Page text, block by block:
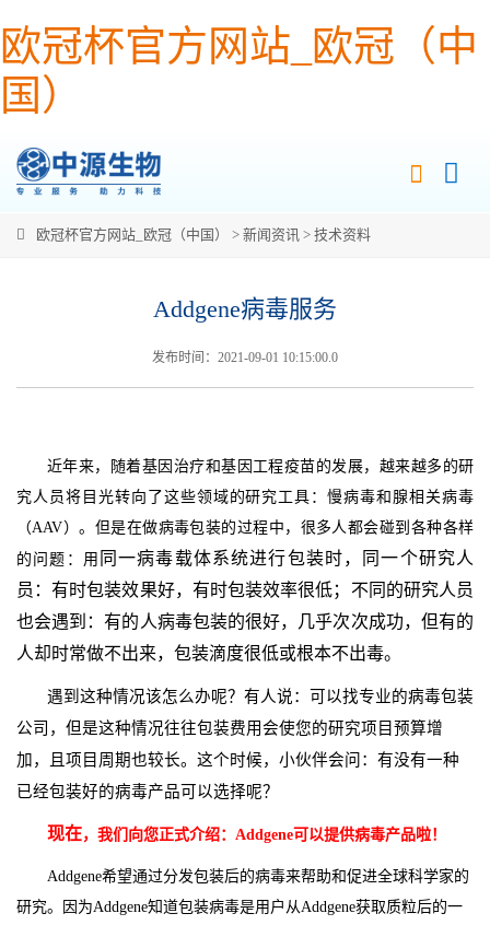
欧冠杯官方网站_欧冠（中
国）
欧冠杯官方网站_欧冠（中国） > 新闻资讯 > 技术资料
Addgene病毒服务
发布时间：2021-09-01 10:15:00.0
近年来，随着基因治疗和基因工程疫苗的发展，越来越多的研
究人员将目光转向了这些领域的研究工具：慢病毒和腺相关病毒
（AAV）。但是在做病毒包装的过程中，很多人都会碰到各种各样
的问题：用 同一病毒载体系统进行包装时，同一个研究人
员：有时包装效果好，有时包装效率很低；不同的研究人员
也会遇到：有的人病毒包装的很好，几乎次次成功，但有的
人却时常做不出来，包装滴度很低或根本不出毒。
遇到这种情况该怎么办呢？有人说：可以找专业的病毒包装
公司，但是这种情况往往包装费用会使您的研究项目预算增
加，且项目周期也较长。这个时候，小伙伴会问：有没有一种
已经包装好的病毒产品可以选择呢？
现在，我们向您正式介绍：Addgene可以提供病毒产品啦！
Addgene希望通过分发包装后的病毒来帮助和促进全球科学家的
研究。因为Addgene知道包装病毒是用户从Addgene获取质粒后的一